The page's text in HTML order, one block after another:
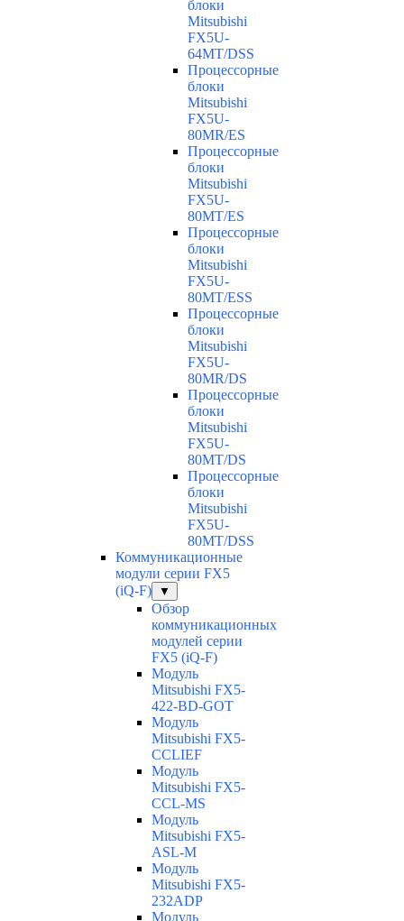
блоки
Mitsubishi
FX5U-
64MT/DSS
Процессорные
блоки
Mitsubishi
FX5U-
80MR/ES
Процессорные
блоки
Mitsubishi
FX5U-
80MT/ES
Процессорные
блоки
Mitsubishi
FX5U-
80MT/ESS
Процессорные
блоки
Mitsubishi
FX5U-
80MR/DS
Процессорные
блоки
Mitsubishi
FX5U-
80MT/DS
Процессорные
блоки
Mitsubishi
FX5U-
80MT/DSS
Коммуникационные
модули серии FX5
(iQ-F)
▼
Обзор
коммуникационных
модулей серии
FX5 (iQ-F)
Модуль
Mitsubishi FX5-
422-BD-GOT
Модуль
Mitsubishi FX5-
CCLIEF
Модуль
Mitsubishi FX5-
CCL-MS
Модуль
Mitsubishi FX5-
ASL-M
Модуль
Mitsubishi FX5-
232ADP
Модуль